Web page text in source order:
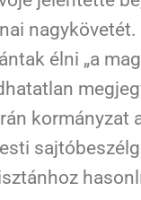
élni „a
kormányzat